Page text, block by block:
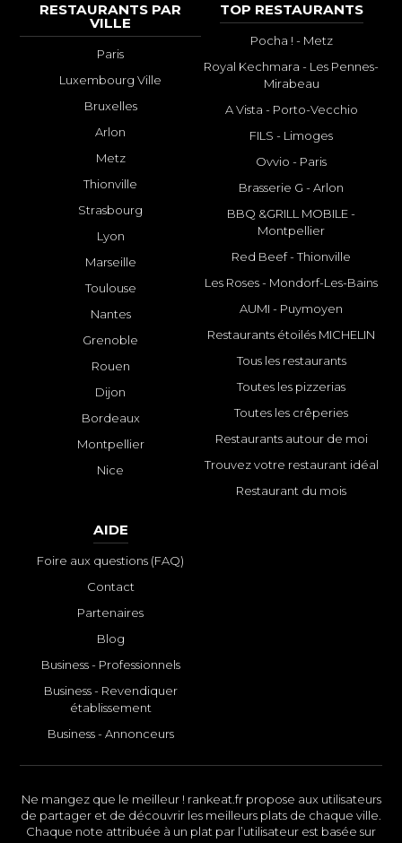
RESTAURANTS PAR
VILLE
Paris
Luxembourg Ville
Bruxelles
Arlon
Metz
Thionville
Strasbourg
Lyon
Marseille
Toulouse
Nantes
Grenoble
Rouen
Dijon
Bordeaux
Montpellier
Nice
TOP RESTAURANTS
Pocha ! - Metz
Royal Kechmara - Les Pennes-
Mirabeau
A Vista - Porto-Vecchio
FILS - Limoges
Ovvio - Paris
Brasserie G - Arlon
BBQ &GRILL MOBILE -
Montpellier
Red Beef - Thionville
Les Roses - Mondorf-Les-Bains
AUMI - Puymoyen
Restaurants étoilés MICHELIN
Tous les restaurants
Toutes les pizzerias
Toutes les crêperies
Restaurants autour de moi
Trouvez votre restaurant idéal
Restaurant du mois
AIDE
Foire aux questions (FAQ)
Contact
Partenaires
Blog
Business - Professionnels
Business - Revendiquer
établissement
Business - Annonceurs
Ne mangez que le meilleur ! rankeat.fr propose aux utilisateurs
de partager et de découvrir les meilleurs plats de chaque ville.
Chaque note attribuée à un plat par l’utilisateur est basée sur